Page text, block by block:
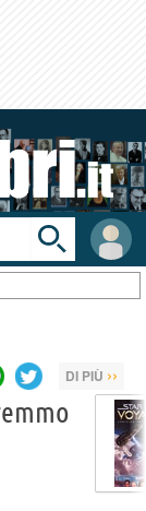
User
area
Toggle
search
bar
DI PIÙ ››